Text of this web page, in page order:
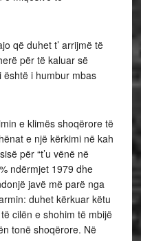
duhet t’ arrijmë të
për të kaluar së
është i humbur mbas
e klimës shoqërore të
e një kërkimi në kah
për “t’u vënë në
ndërmjet 1979 dhe
javë më parë nga
duhet kërkuar këtu
cilën e shohim të mbijë
tonë shoqërore. Në